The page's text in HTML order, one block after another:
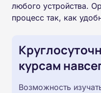
любого устройства.
процесс так, как
курсам
Возможность